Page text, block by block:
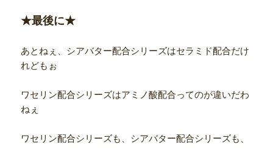
★最後に★
あとねぇ、シアバター配合シリーズはセラミド配合だけ
れどもぉ
ワセリン配合シリーズはアミノ酸配合ってのが違いだわ
ねぇ
ワセリン配合シリーズも、シアバター配合シリーズも、